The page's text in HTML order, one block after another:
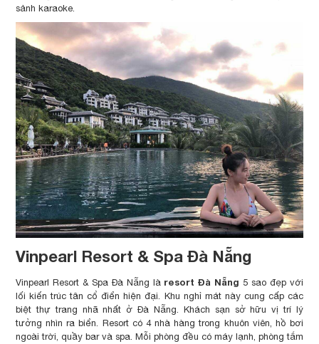
sảnh karaoke.
Vinpearl Resort & Spa Đà Nẵng
Vinpearl Resort & Spa Đà Nẵng là resort Đà Nẵng 5 sao đẹp với
lối kiến ​​trúc tân cổ điển hiện đại. Khu nghỉ mát này cung cấp các
biệt thự trang nhã nhất ở Đà Nẵng. Khách sạn sở hữu vị trí lý
tưởng nhìn ra biển. Resort có 4 nhà hàng trong khuôn viên, hồ bơi
ngoài trời, quầy bar và spa. Mỗi phòng đều có máy lạnh, phòng tắm